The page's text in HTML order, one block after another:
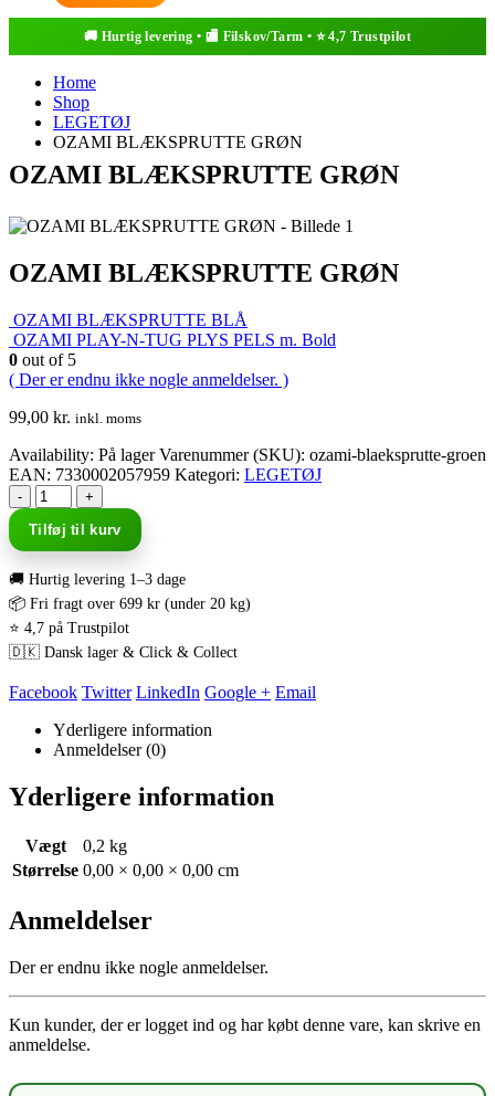
Home
Shop
LEGETØJ
OZAMI BLÆKSPRUTTE GRØN
OZAMI BLÆKSPRUTTE GRØN
OZAMI BLÆKSPRUTTE GRØN
OZAMI BLÆKSPRUTTE BLÅ
OZAMI PLAY-N-TUG PLYS PELS m. Bold
0 out of 5
( Der er endnu ikke nogle anmeldelser. )
99,00 kr. inkl. moms
Availability: På lager Varenummer (SKU): ozami-blaeksprutte-groen
EAN: 7330002057959 Kategori: LEGETØJ
-
+
Tilføj til kurv
🚚 Hurtig levering 1–3 dage
📦 Fri fragt over 699 kr (under 20 kg)
⭐ 4,7 på Trustpilot
🇩🇰 Dansk lager & Click & Collect
Facebook Twitter LinkedIn Google + Email
Yderligere information
Anmeldelser (0)
Yderligere information
Vægt
0,2 kg
Størrelse 0,00 × 0,00 × 0,00 cm
Anmeldelser
Der er endnu ikke nogle anmeldelser.
Kun kunder, der er logget ind og har købt denne vare, kan skrive en
anmeldelse.